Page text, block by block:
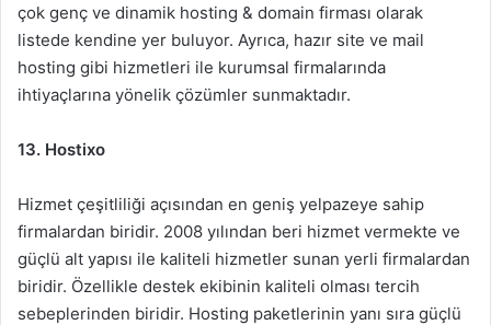
çok genç ve dinamik hosting & domain firması olarak
listede kendine yer buluyor. Ayrıca, hazır site ve mail
hosting gibi hizmetleri ile kurumsal firmalarında
ihtiyaçlarına yönelik çözümler sunmaktadır.
13. Hostixo
Hizmet çeşitliliği açısından en geniş yelpazeye sahip
firmalardan biridir. 2008 yılından beri hizmet vermekte ve
güçlü alt yapısı ile kaliteli hizmetler sunan yerli firmalardan
biridir. Özellikle destek ekibinin kaliteli olması tercih
sebeplerinden biridir. Hosting paketlerinin yanı sıra güçlü